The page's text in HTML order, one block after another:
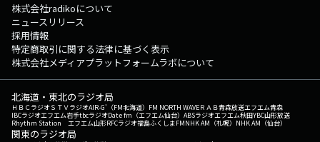
株式会社radikoについて
ニュースリリース
採用情報
特定商取引に関する法律に基づく表示
株式会社メディアプラットフォームラボについて
北海道・東北のラジオ局
ＨＢＣラジオＳＴＶラジオAIR-G'（FM北海道） FM NORTH WAVEＲＡＢ青森放送エフエム青森
IBCラジオエフエム岩手tbcラジオDate fm（エフエム仙台） ABSラジオエフエム秋田YBC山形放送
Rhythm Station エフエム山形RFCラジオ福島ふくしまFMNHK AM（札幌） NHK AM（仙台）
関東のラジオ局